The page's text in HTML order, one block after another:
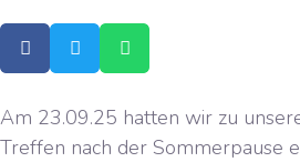
Am 23.09.25 hatten wir zu
Treffen nach der Sommerpause